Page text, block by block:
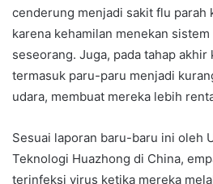
cenderung menjadi sakit flu parah
karena kehamilan menekan
seseorang. Juga, pada tahap
termasuk paru-paru menjadi
udara, membuat mereka lebih
Sesuai laporan baru-baru ini oleh
Teknologi Huazhong di China,
terinfeksi virus ketika mereka